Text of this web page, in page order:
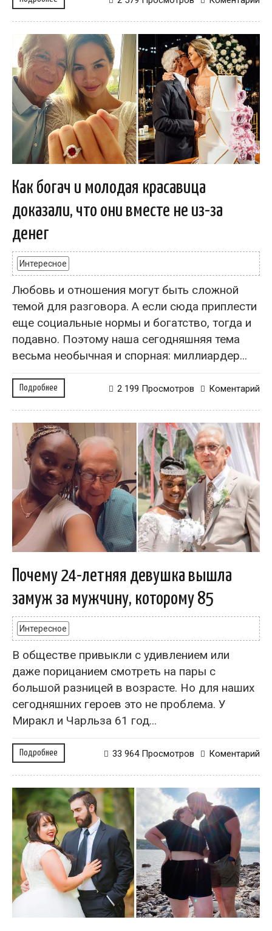
Как богач и молодая красавица
доказали, что они вместе не из-за
денег
Интересное
Любовь и отношения могут быть сложной
темой для разговора. А если сюда приплести
еще социальные нормы и богатство, тогда и
подавно. Поэтому наша сегодняшняя тема
весьма необычная и спорная: миллиардер...
Подробнее Коментарий
2 199 Просмотров
Почему 24-летняя девушка вышла
замуж за мужчину, которому 85
Интересное
В обществе привыкли с удивлением или
даже порицанием смотреть на пары с
большой разницей в возрасте. Но для наших
сегодняшних героев это не проблема. У
Миракл и Чарльза 61 год...
Подробнее Коментарий
33 964 Просмотров